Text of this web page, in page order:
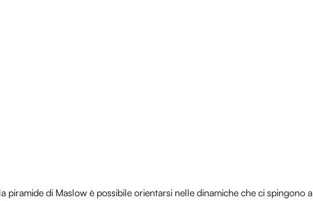
piramide di Maslow è possibile orientarsi nelle dinamiche che ci spingono a